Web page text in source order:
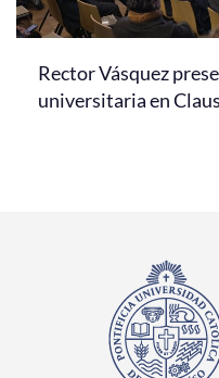
Rector Vásquez
universitaria en